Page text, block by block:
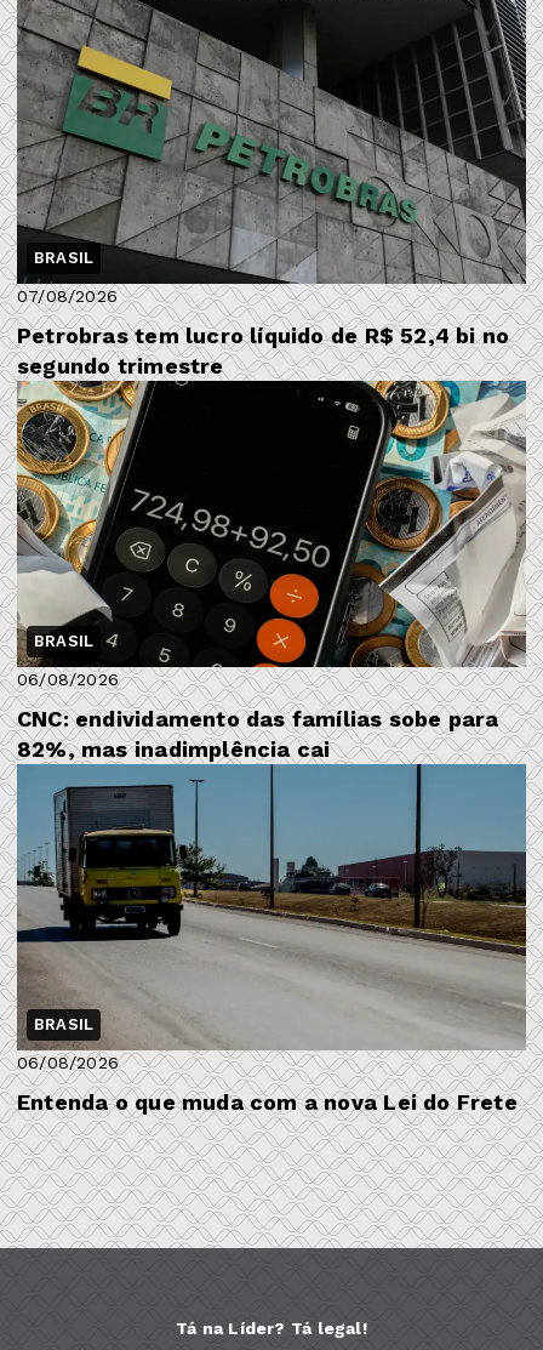
BRASIL
07/08/2026
Petrobras tem lucro líquido de R$ 52,4 bi no
segundo trimestre
BRASIL
06/08/2026
CNC: endividamento das famílias sobe para
82%, mas inadimplência cai
BRASIL
06/08/2026
Entenda o que muda com a nova Lei do Frete
Tá na Líder? Tá legal!